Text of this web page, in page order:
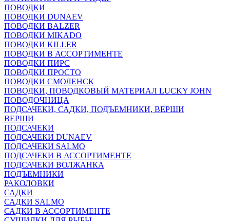
ПОВОДКИ
ПОВОДКИ DUNAEV
ПОВОДКИ BALZER
ПОВОДКИ MIKADO
ПОВОДКИ KILLER
ПОВОДКИ В АССОРТИМЕНТЕ
ПОВОДКИ ПИРС
ПОВОДКИ ПРОСТО
ПОВОДКИ СМОЛЕНСК
ПОВОДКИ, ПОВОДКОВЫЙ МАТЕРИАЛ LUCKY JOHN
ПОВОДОЧНИЦА
ПОДСАЧЕКИ, САДКИ, ПОДЪЕМНИКИ, ВЕРШИ
ВЕРШИ
ПОДСАЧЕКИ
ПОДСАЧЕКИ DUNAEV
ПОДСАЧЕКИ SALMO
ПОДСАЧЕКИ В АССОРТИМЕНТЕ
ПОДСАЧЕКИ ВОЛЖАНКА
ПОДЪЕМНИКИ
РАКОЛОВКИ
САДКИ
САДКИ SALMO
САДКИ В АССОРТИМЕНТЕ